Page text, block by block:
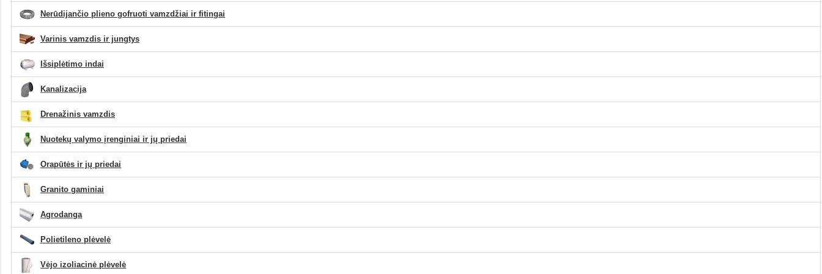
Nerūdijančio plieno gofruoti vamzdžiai ir fitingai
Varinis vamzdis ir jungtys
Išsiplėtimo indai
Kanalizacija
Drenažinis vamzdis
Nuotekų valymo įrenginiai ir jų priedai
Orapūtės ir jų priedai
Granito gaminiai
Agrodanga
Polietileno plėvelė
Vėjo izoliacinė plėvelė